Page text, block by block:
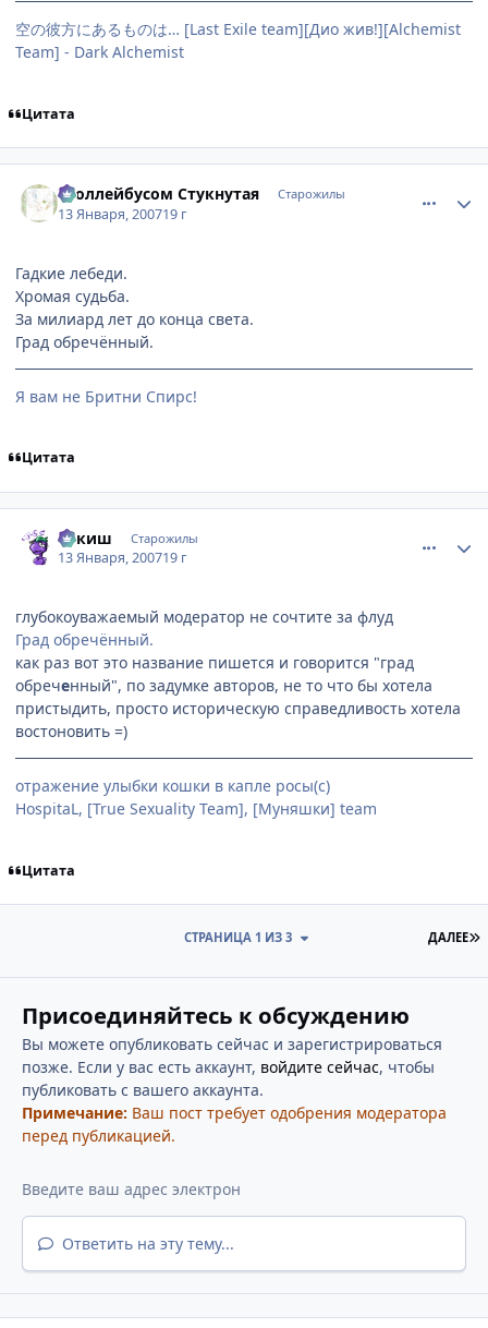
空の彼方にあるものは… [Last Exile team][Дио жив!][Alchemist
Team] - Dark Alchemist
Цитата
Троллейбусом Стукнутая Старожилы
13 Января, 200719 г
Гадкие лебеди.
Хромая судьба.
За милиард лет до конца света.
Град обречённый.
Я вам не Бритни Спирс!
Цитата
апкиш Старожилы
13 Января, 200719 г
глубокоуважаемый модератор не сочтите за флуд
Град обречённый.
как раз вот это название пишется и говорится "град
обреченный", по задумке авторов, не то что бы хотела
пристыдить, просто историческую справедливость хотела
востоновить =)
отражение улыбки кошки в капле росы(с)
HospitaL, [True Sexuality Team], [Муняшки] team
Цитата
ДАЛЕЕ
СТРАНИЦА 1 ИЗ 3
Присоединяйтесь к обсуждению
Вы можете опубликовать сейчас и зарегистрироваться
позже. Если у вас есть аккаунт, войдите сейчас, чтобы
публиковать с вашего аккаунта.
Примечание: Ваш пост требует одобрения модератора
перед публикацией.
Ответить на эту тему...